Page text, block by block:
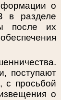
о
в разделе
после их
поступают
с просьбой
о